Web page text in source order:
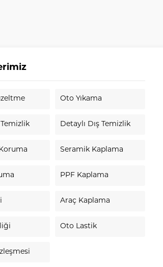
Oto Yıkama
Detaylı Dış Temizlik
Seramik Kaplama
PPF Kaplama
Araç Kaplama
Oto Lastik